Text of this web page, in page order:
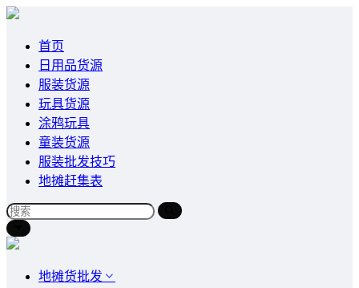
首页
日用品货源
服装货源
玩具货源
涂鸦玩具
童装货源
服装批发技巧
地摊赶集表
地摊货批发